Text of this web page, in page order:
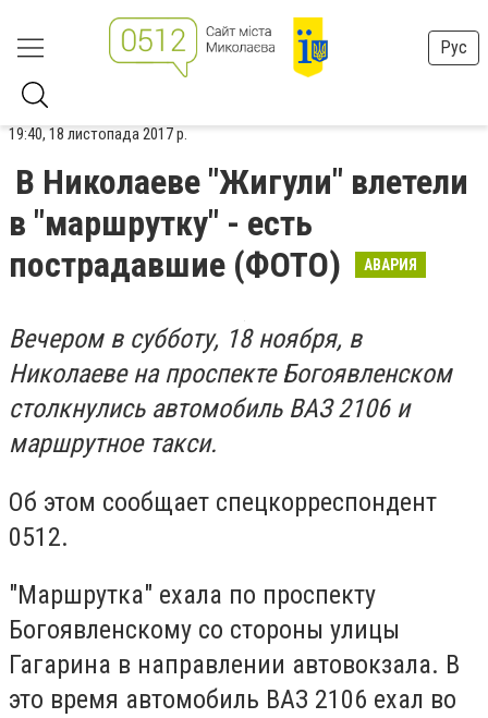
Рус
19:40, 18 листопада 2017 р.
В Николаеве "Жигули" влетели
в "маршрутку" - есть
пострадавшие (ФОТО)
АВАРИЯ
Вечером в субботу, 18 ноября, в
Николаеве на проспекте Богоявленском
столкнулись автомобиль ВАЗ 2106 и
маршрутное такси.
Об этом сообщает спецкорреспондент
0512.
"Маршрутка" ехала по проспекту
Богоявленскому со стороны улицы
Гагарина в направлении автовокзала. В
это время автомобиль ВАЗ 2106 ехал во